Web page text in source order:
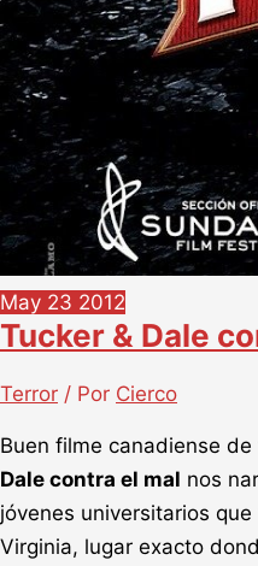
May 23 2012
Tucker & Dale
Terror / Por Cierco
Buen filme canadiense
Dale contra el mal nos
jóvenes universitarios
Virginia, lugar exacto